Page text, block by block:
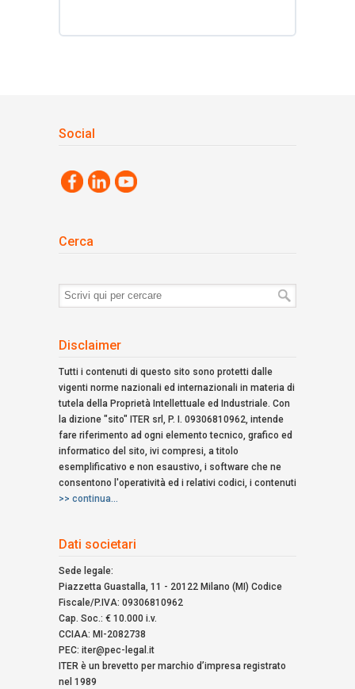
Social
Cerca
Termini
ricerca:
Disclaimer
Tutti i contenuti di questo sito sono protetti dalle
vigenti norme nazionali ed internazionali in materia di
tutela della Proprietà Intellettuale ed Industriale. Con
la dizione "sito" ITER srl, P. I. 09306810962, intende
fare riferimento ad ogni elemento tecnico, grafico ed
informatico del sito, ivi compresi, a titolo
esemplificativo e non esaustivo, i software che ne
consentono l'operatività ed i relativi codici, i contenuti
>> continua...
Dati societari
Sede legale:
Piazzetta Guastalla, 11 - 20122 Milano (MI) Codice
Fiscale/P.IVA: 09306810962
Cap. Soc.: € 10.000 i.v.
CCIAA: MI-2082738
PEC: iter@pec-legal.it
ITER è un brevetto per marchio d’impresa registrato
nel 1989